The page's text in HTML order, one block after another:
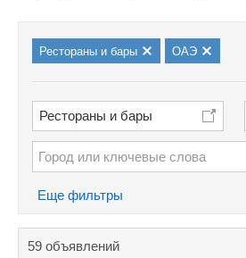
Рестораны и бары ОАЭ
Рестораны и бары
Еще фильтры
59 объявлений